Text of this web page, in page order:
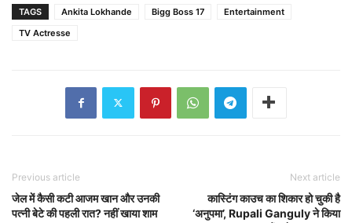
TAGS Ankita Lokhande Bigg Boss 17
Entertainment
TV Actresse
Previous article
जेल में कैसी कटी आजम खान और उनकी
पत्नी बेटे की पहली रात? नहीं खाया शाम
Next article
कास्टिंग काउच का शिकार हो चुकी है
‘अनुपमा’, Rupali Ganguly ने किया